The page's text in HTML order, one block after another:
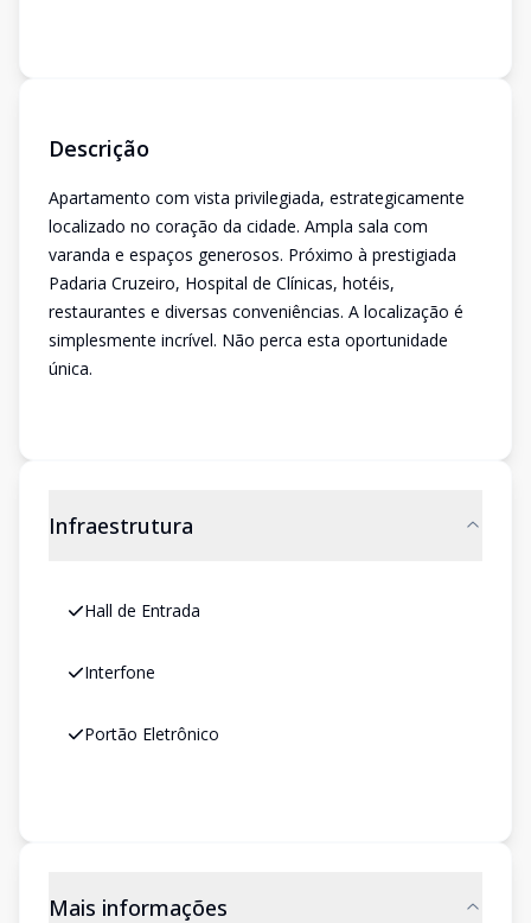
Descrição
Apartamento com vista privilegiada, estrategicamente
localizado no coração da cidade. Ampla sala com
varanda e espaços generosos. Próximo à prestigiada
Padaria Cruzeiro, Hospital de Clínicas, hotéis,
restaurantes e diversas conveniências. A localização é
simplesmente incrível. Não perca esta oportunidade
única.
Infraestrutura
Hall de Entrada
Interfone
Portão Eletrônico
Mais informações